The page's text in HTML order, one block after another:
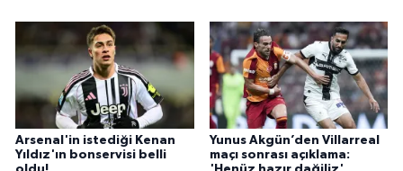
Arsenal'in istediği Kenan
Yıldız'ın bonservisi belli
Yunus Akgün’den Villarreal
maçı sonrası açıklama: